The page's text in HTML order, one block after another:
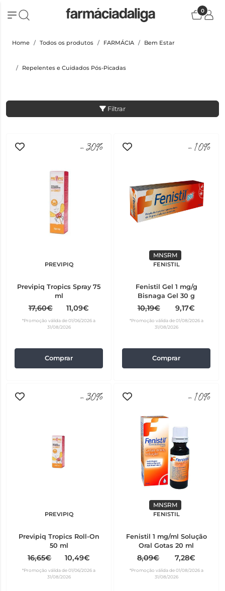
0
Home Todos os produtos FARMÁCIA Bem Estar
Repelentes e Cuidados Pós-Picadas
Filtrar
-30%
PREVIPIQ
Previpiq Tropics Spray 75
ml
17,60€ 11,09€
*Promoção válida de 01/06/2026 a
31/08/2026
Comprar
-10%
MNSRM
FENISTIL
Fenistil Gel 1 mg/g
Bisnaga Gel 30 g
10,19€ 9,17€
*Promoção válida de 01/08/2026 a
31/08/2026
Comprar
-30%
PREVIPIQ
Previpiq Tropics Roll-On
50 ml
16,65€ 10,49€
*Promoção válida de 01/06/2026 a
31/08/2026
-10%
MNSRM
FENISTIL
Fenistil 1 mg/ml Solução
Oral Gotas 20 ml
8,09€ 7,28€
*Promoção válida de 01/08/2026 a
31/08/2026